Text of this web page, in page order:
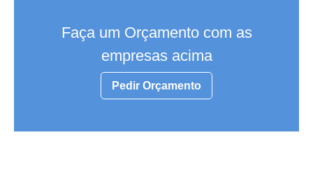
Faça um Orçamento com as
empresas acima
Pedir Orçamento